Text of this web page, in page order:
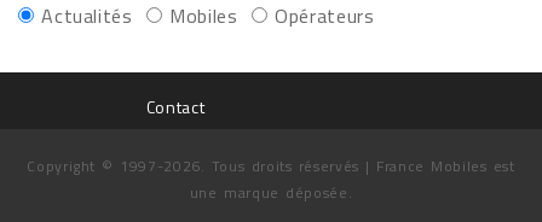
Actualités Mobiles Opérateurs
Contact
Copyright © 1997-2026. Tous droits réservés | France Mobiles est
une marque déposée.